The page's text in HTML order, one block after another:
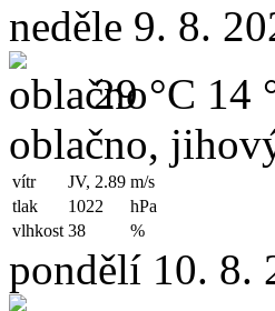
neděle 9. 8.
29 °C 14
oblačno,
vítr JV, 2.89 m/s
tlak
1022
hPa
vlhkost 38 %
pondělí 10. 8.